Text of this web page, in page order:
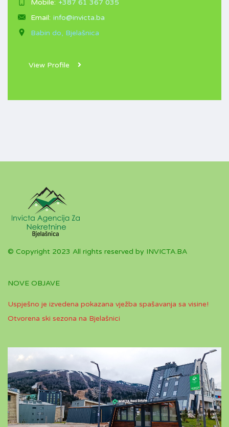
Mobile: +387 61 367 035
Email: info@invicta.ba
Babin do, Bjelašnica
View Profile
© Copyright 2023 All rights reserved by INVICTA.BA
NOVE OBJAVE
Uspješno je izvedena pokazana vježba spašavanja sa visine!
Otvorena ski sezona na Bjelašnici